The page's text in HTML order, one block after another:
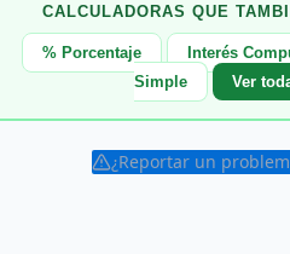
CALCULADORAS QUE
% Porcentaje Interés
Simple
Ver
¿Reportar un